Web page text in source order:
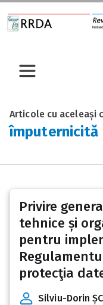
Articole cu aceleași
împuternicită
Privire
tehnice și
pentru
protecţia
Silviu-Dorin